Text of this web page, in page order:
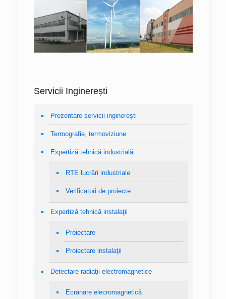
Servicii Inginerești
Prezentare servicii inginereşti
Termografie, termoviziune
Expertiză tehnică industrială
RTE lucrări industriale
Verificatori de proiecte
Expertiză tehnică instalaţii
Proiectare
Proiectare instalaţii
Detectare radiaţii electromagnetice
Ecranare elecromagnetică